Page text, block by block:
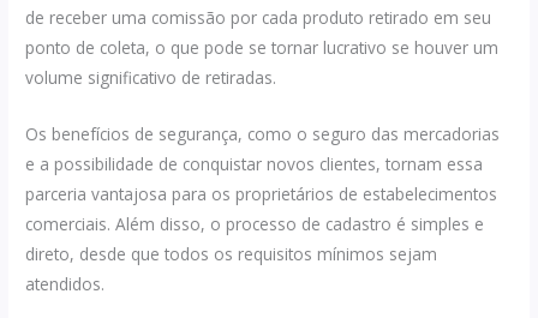
de receber uma comissão por cada produto retirado em seu
ponto de coleta, o que pode se tornar lucrativo se houver um
volume significativo de retiradas.
Os benefícios de segurança, como o seguro das mercadorias
e a possibilidade de conquistar novos clientes, tornam essa
parceria vantajosa para os proprietários de estabelecimentos
comerciais. Além disso, o processo de cadastro é simples e
direto, desde que todos os requisitos mínimos sejam
atendidos.